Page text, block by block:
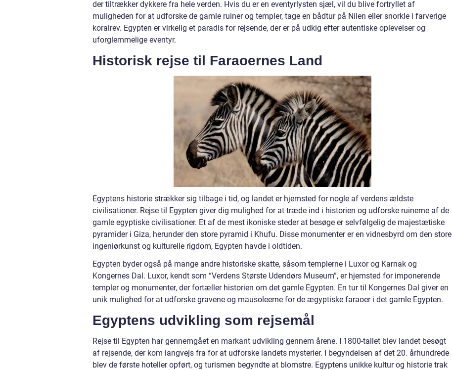
der tiltrækker dykkere fra hele verden. Hvis du er en eventyrlysten sjæl, vil du blive fortryllet af
muligheden for at udforske de gamle ruiner og templer, tage en bådtur på Nilen eller snorkle i farverige
koralrev. Egypten er virkelig et paradis for rejsende, der er på udkig efter autentiske oplevelser og
uforglemmelige eventyr.
Historisk rejse til Faraoernes Land
Egyptens historie strækker sig tilbage i tid, og landet er hjemsted for nogle af verdens ældste
civilisationer. Rejse til Egypten giver dig mulighed for at træde ind i historien og udforske ruinerne af de
gamle egyptiske civilisationer. Et af de mest ikoniske steder at besøge er selvfølgelig de majestætiske
pyramider i Giza, herunder den store pyramid i Khufu. Disse monumenter er en vidnesbyrd om den store
ingeniørkunst og kulturelle rigdom, Egypten havde i oldtiden.
Egypten byder også på mange andre historiske skatte, såsom templerne i Luxor og Karnak og
Kongernes Dal. Luxor, kendt som “Verdens Største Udendørs Museum”, er hjemsted for imponerende
templer og monumenter, der fortæller historien om det gamle Egypten. En tur til Kongernes Dal giver en
unik mulighed for at udforske gravene og mausoleerne for de ægyptiske faraoer i det gamle Egypten.
Egyptens udvikling som rejsemål
Rejse til Egypten har gennemgået en markant udvikling gennem årene. I 1800-tallet blev landet besøgt
af rejsende, der kom langvejs fra for at udforske landets mysterier. I begyndelsen af det 20. århundrede
blev de første hoteller opført, og turismen begyndte at blomstre. Egyptens unikke kultur og historie trak